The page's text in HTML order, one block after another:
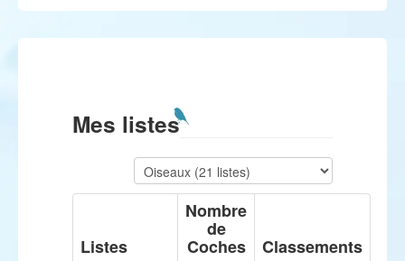
Mes listes
Listes
Nombre
de
Coches Classements